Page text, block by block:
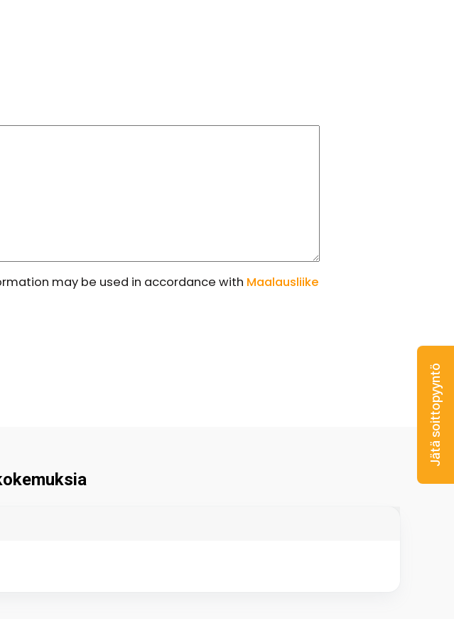
Jätä soittopyyntö
may be used in accordance with Maalausliike